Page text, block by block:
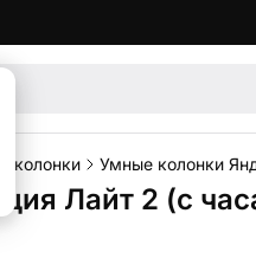
колонки Умные колонки
Лайт 2 (с